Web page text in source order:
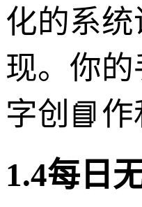
化的系
现。你
字创📘
1.4每日